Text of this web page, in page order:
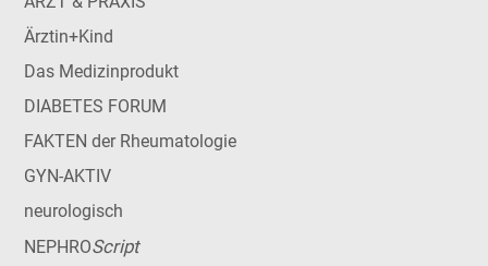
Ärztin+Kind
Das Medizinprodukt
DIABETES FORUM
FAKTEN der Rheumatologie
GYN-AKTIV
neurologisch
NEPHROScript